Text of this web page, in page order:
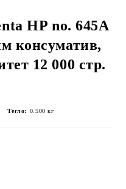
HP no. 645A
консуматив,
12 000 стр.
Тегло: 0.500 кг